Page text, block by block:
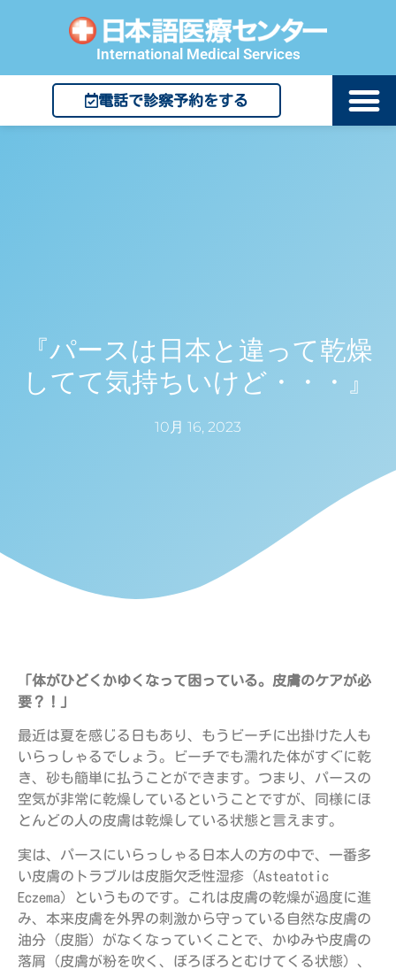
International Medical Services
電話で診察予約をする
『パースは日本と違って乾燥
してて気持ちいけど・・・』
10月 16, 2023
「体がひどくかゆくなって困っている。皮膚のケアが必
要？！」
最近は夏を感じる日もあり、もうビーチに出掛けた人も
いらっしゃるでしょう。ビーチでも濡れた体がすぐに乾
き、砂も簡単に払うことができます。つまり、パースの
空気が非常に乾燥しているということですが、同様にほ
とんどの人の皮膚は乾燥している状態と言えます。
実は、パースにいらっしゃる日本人の方の中で、一番多
い皮膚のトラブルは皮脂欠乏性湿疹（Asteatotic
Eczema）というものです。これは皮膚の乾燥が過度に進
み、本来皮膚を外界の刺激から守っている自然な皮膚の
油分（皮脂）がなくなっていくことで、かゆみや皮膚の
落屑（皮膚が粉を吹く、ぼろぼろとむけてくる状態）、